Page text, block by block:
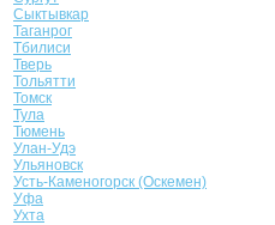
Сыктывкар
Таганрог
Тбилиси
Тверь
Тольятти
Томск
Тула
Тюмень
Улан-Удэ
Ульяновск
Усть-Каменогорск (Оскемен)
Уфа
Ухта